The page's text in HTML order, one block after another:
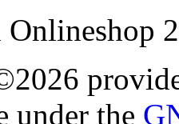
under the